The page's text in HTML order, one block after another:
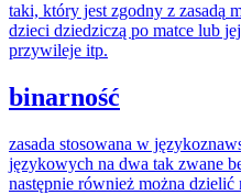
taki, który jest zgodny z zasadą
dzieci dziedziczą po matce lub
przywileje itp.
binarność
zasada stosowana w
językowych na dwa tak zwane
następnie również można dzielić